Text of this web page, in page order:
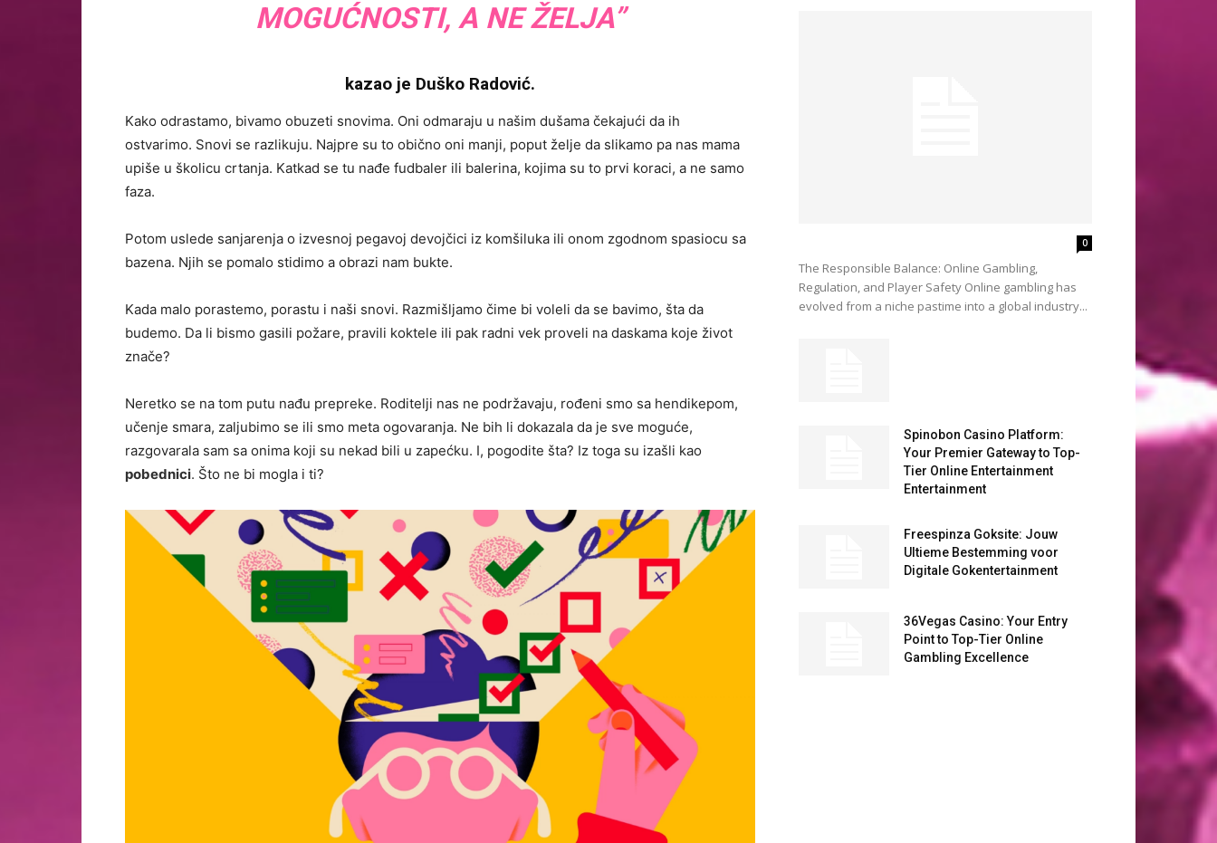
MOGUĆNOSTI, A NE ŽELJA”
kazao je Duško Radović.
Kako odrastamo, bivamo obuzeti snovima. Oni odmaraju u našim dušama čekajući da ih
ostvarimo. Snovi se razlikuju. Najpre su to obično oni manji, poput želje da slikamo pa nas mama
upiše u školicu crtanja. Katkad se tu nađe fudbaler ili balerina, kojima su to prvi koraci, a ne samo
faza.
Potom uslede sanjarenja o izvesnoj pegavoj devojčici iz komšiluka ili onom zgodnom spasiocu sa
bazena. Njih se pomalo stidimo a obrazi nam bukte.
Kada malo porastemo, porastu i naši snovi. Razmišljamo čime bi voleli da se bavimo, šta da
budemo. Da li bismo gasili požare, pravili koktele ili pak radni vek proveli na daskama koje život
znače?
Neretko se na tom putu nađu prepreke. Roditelji nas ne podržavaju, rođeni smo sa hendikepom,
učenje smara, zaljubimo se ili smo meta ogovaranja. Ne bih li dokazala da je sve moguće,
razgovarala sam sa onima koji su nekad bili u zapećku. I, pogodite šta? Iz toga su izašli kao
pobednici. Što ne bi mogla i ti?
0
The Responsible Balance: Online Gambling,
Regulation, and Player Safety Online gambling has
evolved from a niche pastime into a global industry...
Spinobon Casino Platform:
Your Premier Gateway to Top-
Tier Online Entertainment
Entertainment
Freespinza Goksite: Jouw
Ultieme Bestemming voor
Digitale Gokentertainment
36Vegas Casino: Your Entry
Point to Top-Tier Online
Gambling Excellence